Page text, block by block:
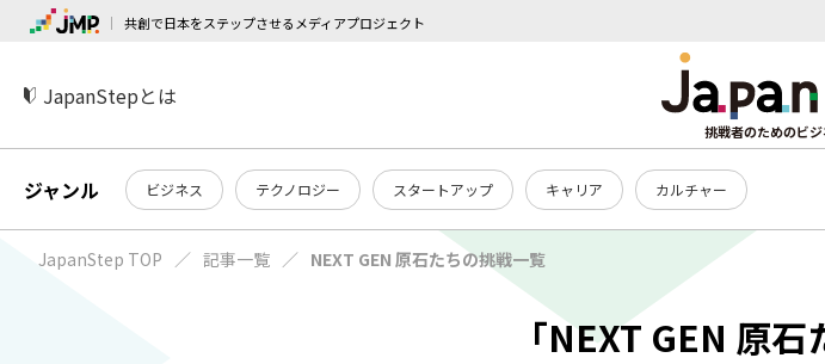
共創で日本をステップさせるメディアプロジェクト
挑戦者のためのビ
JapanStepとは
ジャンル ビジネス テクノロジー スタートアップ キャリア カルチャー
JapanStep TOP 記事一覧 NEXT GEN 原石たちの挑戦一覧
「NEXT GEN 原